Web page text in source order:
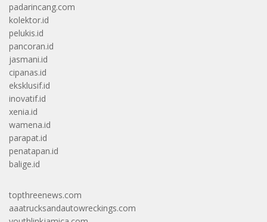
padarincang.com
kolektor.id
pelukis.id
pancoran.id
jasmani.id
cipanas.id
eksklusif.id
inovatif.id
xenia.id
wamena.id
parapat.id
penatapan.id
balige.id
topthreenews.com
aaatrucksandautowreckings.com